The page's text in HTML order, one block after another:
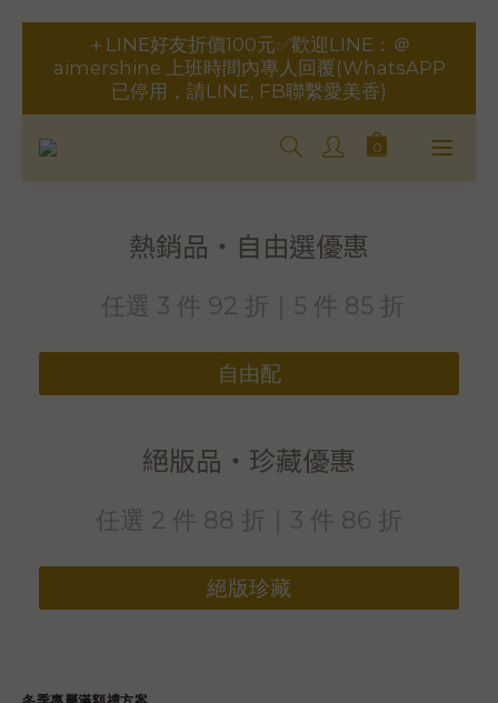
重要事項請點此聯繫，勿於訂單備註，以免錯失
服務
已停用，請LINE, FB聯繫愛美香)
重要事項請點此聯繫，勿於訂單備註，以免錯失
服務
熱銷品・自由選優惠
任選 3 件 92 折｜5 件 85 折
自由配
絕版品・珍藏優惠
任選 2 件 88 折｜3 件 86 折
絕版珍藏